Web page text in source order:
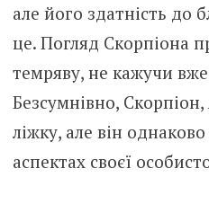
але його здатність до
це. Погляд Скорпіона
темряву, не кажучи
Безсумнівно,
ліжку, але він
аспектах своєї